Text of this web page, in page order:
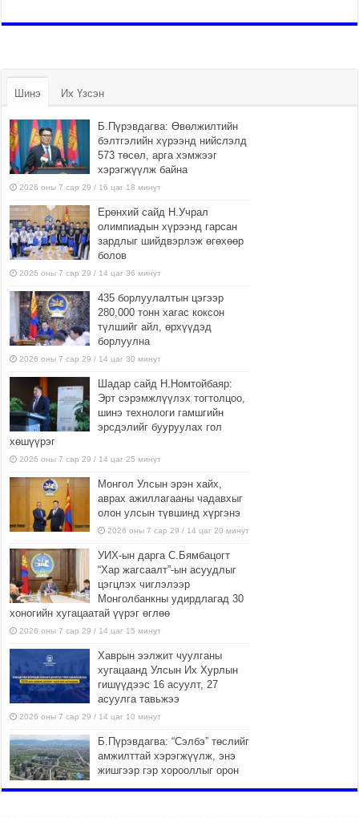
Шинэ Их Үзсэн
Б.Пүрэвдагва: Өвөлжилтийн
бэлтгэлийн хүрээнд нийслэлд
573 төсөл, арга хэмжээг
хэрэгжүүлж байна
2026 оны 7 сар 29 / 16 цаг 18 минут
Ерөнхий сайд Н.Учрал
олимпиадын хүрээнд гарсан
зардлыг шийдвэрлэж өгөхөөр
болов
2026 оны 7 сар 29 / 14 цаг 36 минут
435 борлуулалтын цэгээр
280,000 тонн хагас коксон
түлшийг айл, өрхүүдэд
борлуулна
2026 оны 7 сар 29 / 14 цаг 30 минут
Шадар сайд Н.Номтойбаяр:
Эрт сэрэмжлүүлэх тогтолцоо,
шинэ технологи гамшгийн
эрсдэлийг бууруулах гол
хөшүүрэг
2026 оны 7 сар 29 / 14 цаг 25 минут
Монгол Улсын эрэн хайх,
аврах ажиллагааны чадавхыг
олон улсын түвшинд хүргэнэ
2026 оны 7 сар 29 / 14 цаг 20 минут
УИХ-ын дарга С.Бямбацогт
“Хар жагсаалт”-ын асуудлыг
цэгцлэх чиглэлээр
Монголбанкны удирдлагад 30
хоногийн хугацаатай үүрэг өглөө
2026 оны 7 сар 29 / 14 цаг 15 минут
Хаврын ээлжит чуулганы
хугацаанд Улсын Их Хурлын
гишүүдээс 16 асуулт, 27
асуулга тавьжээ
2026 оны 7 сар 29 / 14 цаг 10 минут
Б.Пүрэвдагва: “Сэлбэ” төслийг
амжилттай хэрэгжүүлж, энэ
жишгээр гэр хорооллыг орон